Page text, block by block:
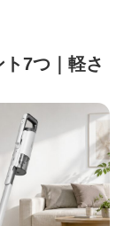
7つ｜軽さ